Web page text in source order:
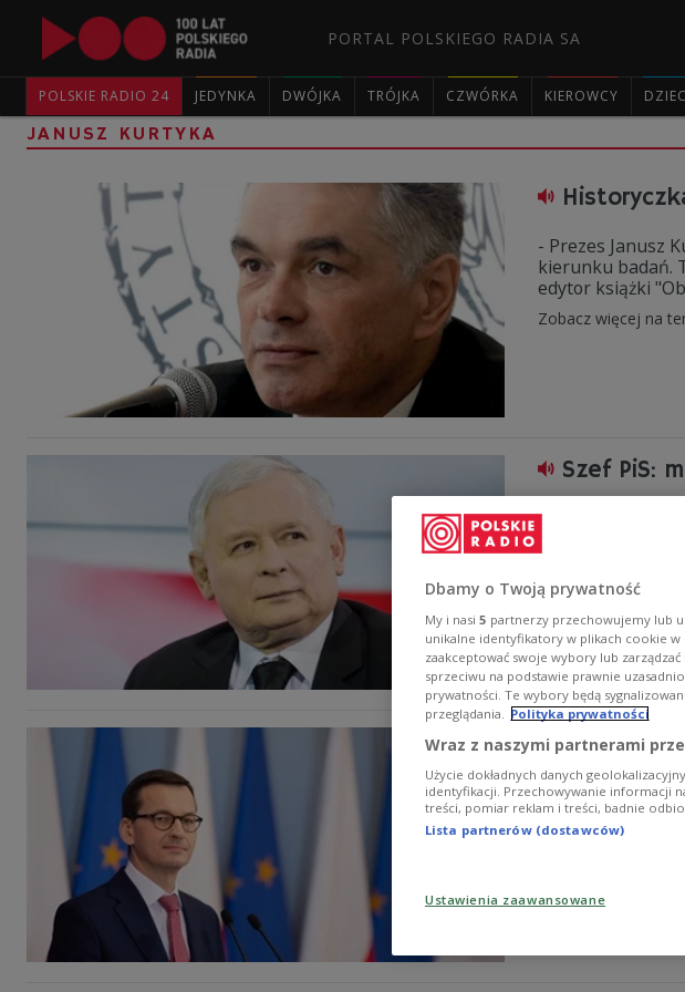
PORTAL POLSKIEGO RADIA SA
POLSKIE RADIO 24 JEDYNKA DWÓJKA TRÓJKA CZWÓRKA KIEROWCY
JANUSZ KURTYKA
- Prezes Janusz
kierunku badań.
edytor książki
Zobacz więcej na
Szef PiS:
- Był nie tylko
widział go jako
sejmowych i
Zobacz więcej na
Premier:
-
budzenie narodu
Wystąpienia
Dbamy o Twoją prywatność
My i nasi 5 partnerzy przechowujemy lub
unikalne identyfikatory w plikach cookie
zaakceptować swoje wybory lub
sprzeciwu na podstawie prawnie
prywatności. Te wybory będą
przeglądania. Polityka prywatności
Wraz z naszymi partnerami
Użycie dokładnych danych
identyfikacji. Przechowywanie informacji
treści, pomiar reklam i treści, badnie
Lista partnerów (dostawców)
Ustawienia zaawansowane